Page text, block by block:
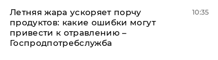
Летняя жара ускоряет порчу
продуктов: какие ошибки могут
привести к отравлению –
Госпродпотребслужба
10:35